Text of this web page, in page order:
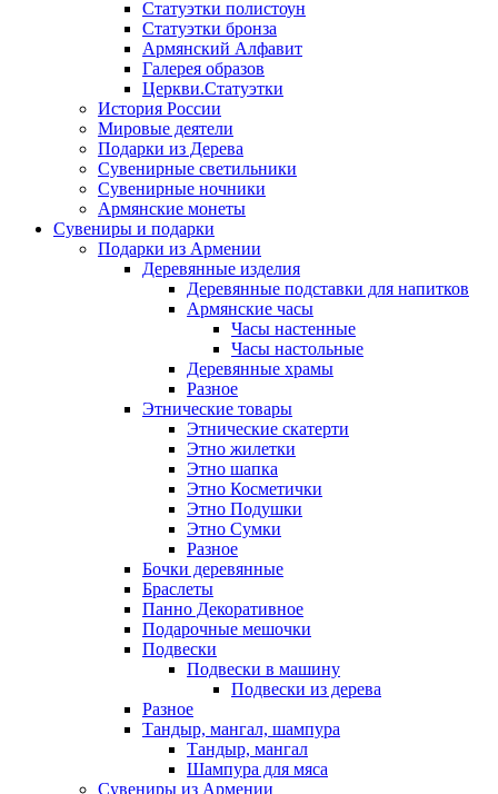
Статуэтки полистоун
Статуэтки бронза
Армянский Алфавит
Галерея образов
Церкви.Статуэтки
История России
Мировые деятели
Подарки из Дерева
Сувенирные светильники
Сувенирные ночники
Армянские монеты
Сувениры и подарки
Подарки из Армении
Деревянные изделия
Деревянные подставки для напитков
Армянские часы
Часы настенные
Часы настольные
Деревянные храмы
Разное
Этнические товары
Этнические скатерти
Этно жилетки
Этно шапка
Этно Косметички
Этно Подушки
Этно Сумки
Разное
Бочки деревянные
Браслеты
Панно Декоративное
Подарочные мешочки
Подвески
Подвески в машину
Подвески из дерева
Разное
Тандыр, мангал, шампура
Тандыр, мангал
Шампура для мяса
Сувениры из Армении